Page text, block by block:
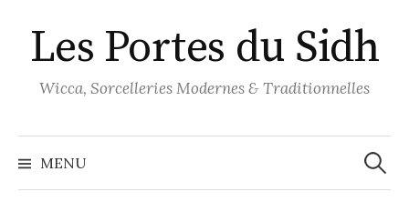
au
contenu
Les Portes du Sidh
Wicca, Sorcelleries Modernes & Traditionnelles
MENU